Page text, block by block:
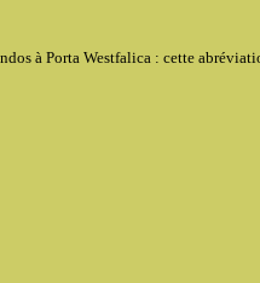
à Porta Westfalica : cette